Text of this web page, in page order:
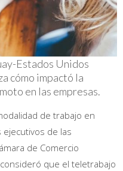
Estados Unidos
cómo impactó la
en las empresas.
de trabajo en
ejecutivos de las
de Comercio
que el teletrabajo